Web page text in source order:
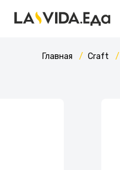
Главная Craft